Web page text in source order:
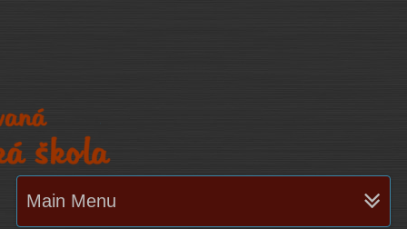
Main Menu